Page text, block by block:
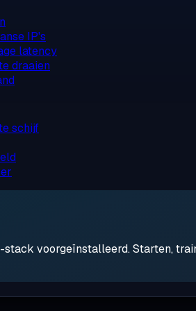
IP's
latency
draaien
schijf
voorgeïnstalleerd. Starten,